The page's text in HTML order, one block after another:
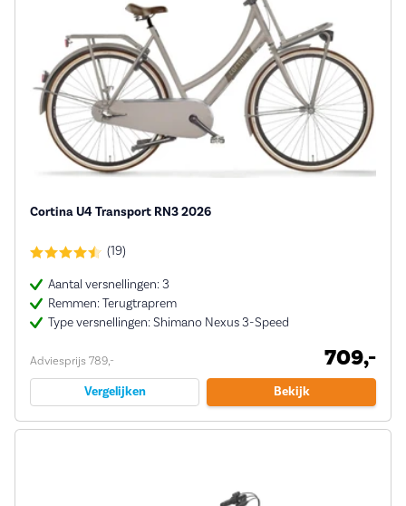
Cortina U4 Transport RN3 2026
(19)
Aantal versnellingen: 3
Remmen: Terugtraprem
Type versnellingen: Shimano Nexus 3-Speed
Adviesprijs 789,- 709,-
Vergelijken Bekijk